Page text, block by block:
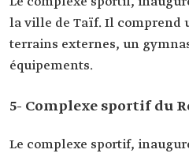
la ville de Taïf. Il comprend
terrains externes, un
équipements.
5- Complexe sportif du
Le complexe sportif,